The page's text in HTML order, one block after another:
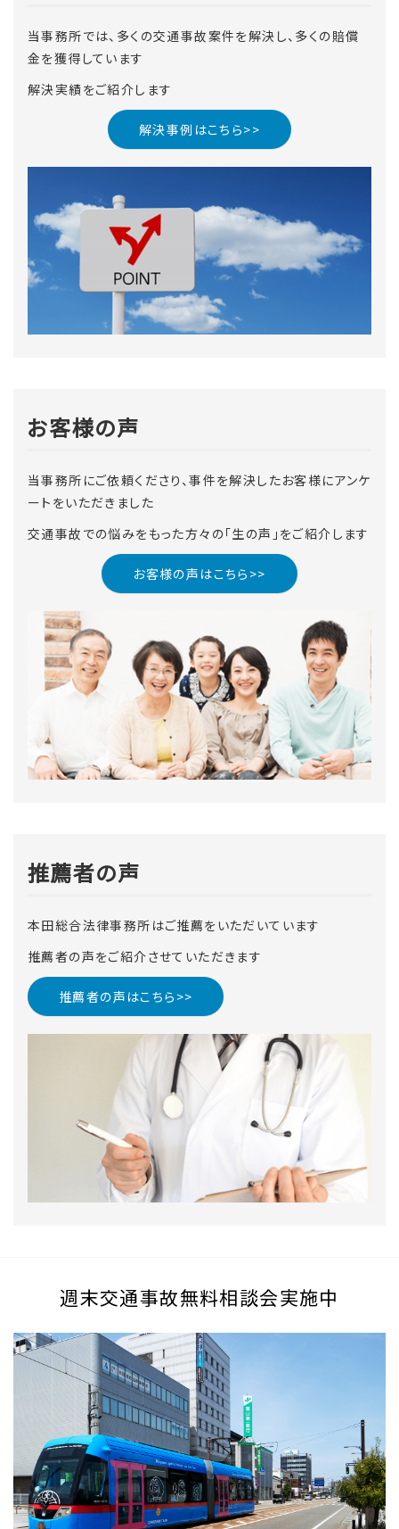
当事務所では、多くの交通事故案件を解決し、多くの賠償
金を獲得しています
解決実績をご紹介します
解決事例はこちら>>
お客様の声
当事務所にご依頼くださり、事件を解決したお客様にアンケ
ートをいただきました
交通事故での悩みをもった方々の「生の声」をご紹介します
お客様の声はこちら>>
推薦者の声
本田総合法律事務所はご推薦をいただいています
推薦者の声をご紹介させていただきます
推薦者の声はこちら>>
週末交通事故無料相談会実施中